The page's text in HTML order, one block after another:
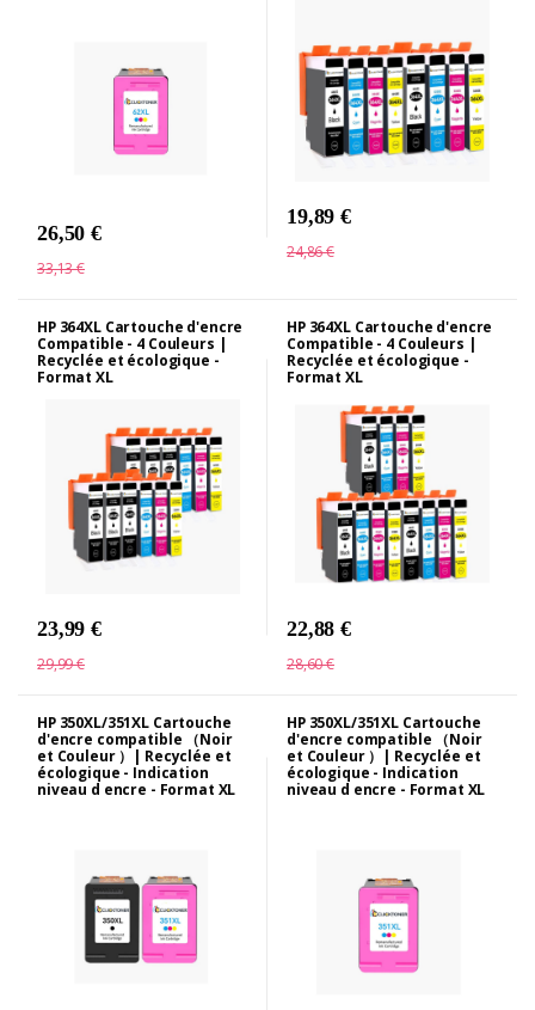
26,50 €
33,13 €
19,89 €
24,86 €
HP 364XL Cartouche d'encre
Compatible - 4 Couleurs |
Recyclée et écologique -
Format XL
23,99 €
29,99 €
HP 364XL Cartouche d'encre
Compatible - 4 Couleurs |
Recyclée et écologique -
Format XL
22,88 €
28,60 €
HP 350XL/351XL Cartouche
d'encre compatible （Noir
et Couleur ）| Recyclée et
écologique - Indication
niveau d encre - Format XL
HP 350XL/351XL Cartouche
d'encre compatible （Noir
et Couleur ）| Recyclée et
écologique - Indication
niveau d encre - Format XL